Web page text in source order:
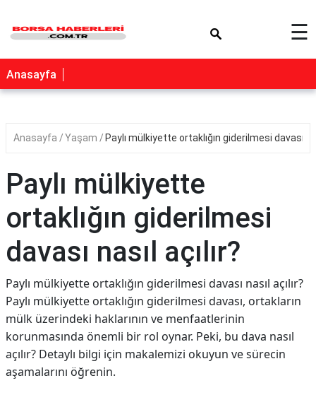
☰
Anasayfa
Anasayfa Yaşam Paylı mülkiyette ortaklığın giderilmesi davası
Paylı mülkiyette
ortaklığın giderilmesi
davası nasıl açılır?
Paylı mülkiyette ortaklığın giderilmesi davası nasıl açılır?
Paylı mülkiyette ortaklığın giderilmesi davası, ortakların
mülk üzerindeki haklarının ve menfaatlerinin
korunmasında önemli bir rol oynar. Peki, bu dava nasıl
açılır? Detaylı bilgi için makalemizi okuyun ve sürecin
aşamalarını öğrenin.